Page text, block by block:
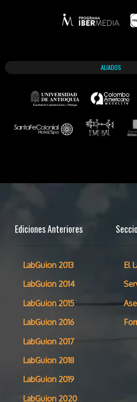
ALIADOS
Ediciones Anteriores
LabGuion 2013
LabGuion 2014
LabGuion 2015
LabGuion 2016
LabGuion 2017
LabGuion 2018
LabGuion 2019
LabGuion 2020
El